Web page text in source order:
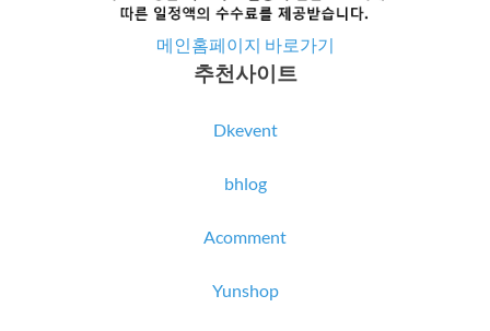
메인홈페이지 바로가기
추천사이트
Dkevent
bhlog
Acomment
Yunshop